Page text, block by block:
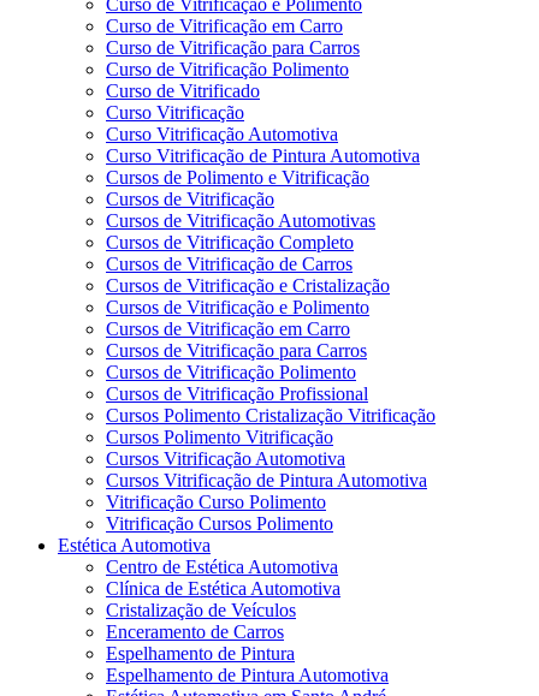
Curso de Vitrificação e Polimento
Curso de Vitrificação em Carro
Curso de Vitrificação para Carros
Curso de Vitrificação Polimento
Curso de Vitrificado
Curso Vitrificação
Curso Vitrificação Automotiva
Curso Vitrificação de Pintura Automotiva
Cursos de Polimento e Vitrificação
Cursos de Vitrificação
Cursos de Vitrificação Automotivas
Cursos de Vitrificação Completo
Cursos de Vitrificação de Carros
Cursos de Vitrificação e Cristalização
Cursos de Vitrificação e Polimento
Cursos de Vitrificação em Carro
Cursos de Vitrificação para Carros
Cursos de Vitrificação Polimento
Cursos de Vitrificação Profissional
Cursos Polimento Cristalização Vitrificação
Cursos Polimento Vitrificação
Cursos Vitrificação Automotiva
Cursos Vitrificação de Pintura Automotiva
Vitrificação Curso Polimento
Vitrificação Cursos Polimento
Estética Automotiva
Centro de Estética Automotiva
Clínica de Estética Automotiva
Cristalização de Veículos
Enceramento de Carros
Espelhamento de Pintura
Espelhamento de Pintura Automotiva